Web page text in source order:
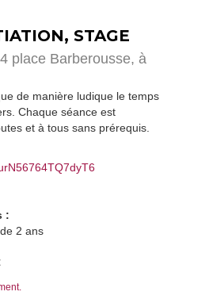
STAGE
place Barberousse, à
de manière ludique le temps
Chaque séance est
et à tous sans prérequis.
:
2 ans